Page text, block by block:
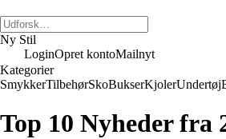
Ny Stil
LoginOpret kontoMailnyt
Kategorier
SmykkerTilbehørSkoBukserKjolerUndertøj
Top 10 Nyheder fra